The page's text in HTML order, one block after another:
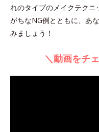
れのタイプのメイクテク
がちなNG例とともに、あ
みましょう！
＼動画をチ